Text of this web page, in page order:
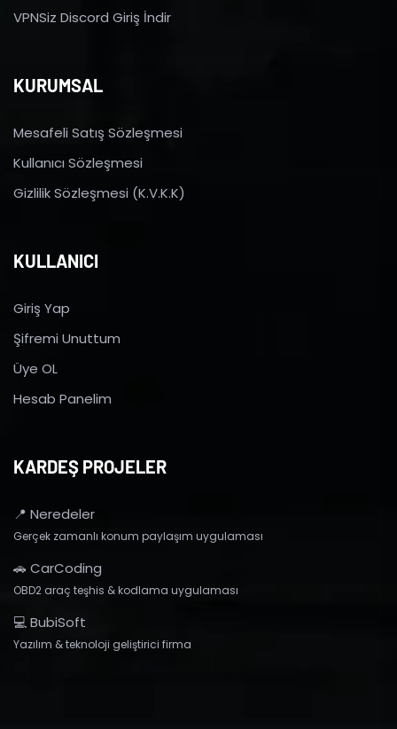
VPNSiz Discord Giriş İndir
KURUMSAL
Mesafeli Satış Sözleşmesi
Kullanıcı Sözleşmesi
Gizlilik Sözleşmesi (K.V.K.K)
KULLANICI
Giriş Yap
Şifremi Unuttum
Üye OL
Hesab Panelim
KARDEŞ PROJELER
📍 Neredeler
Gerçek zamanlı konum paylaşım uygulaması
🚗 CarCoding
OBD2 araç teşhis & kodlama uygulaması
💻 BubiSoft
Yazılım & teknoloji geliştirici firma